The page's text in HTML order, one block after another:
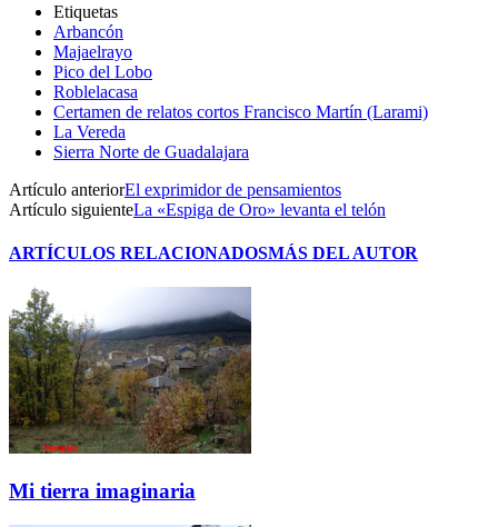
Etiquetas
Arbancón
Majaelrayo
Pico del Lobo
Roblelacasa
Certamen de relatos cortos Francisco Martín (Larami)
La Vereda
Sierra Norte de Guadalajara
Artículo anteriorEl exprimidor de pensamientos
Artículo siguienteLa «Espiga de Oro» levanta el telón
ARTÍCULOS RELACIONADOSMÁS DEL AUTOR
Mi tierra imaginaria